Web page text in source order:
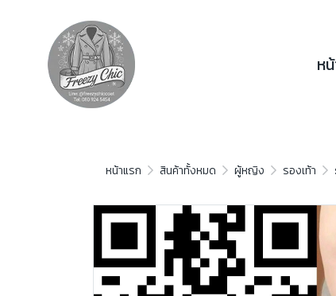
ห
หน้าแรก สินค้าทั้งหมด ผู้หญิง รองเท้า